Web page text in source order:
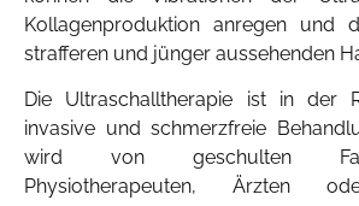
Kollagenproduktion anregen und
strafferen und jünger aussehenden
Die Ultraschalltherapie ist in der
invasive und schmerzfreie
wird von geschulten
Physiotherapeuten, Ärzten